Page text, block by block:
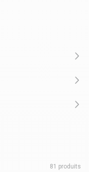
portillon, l’
81 produits